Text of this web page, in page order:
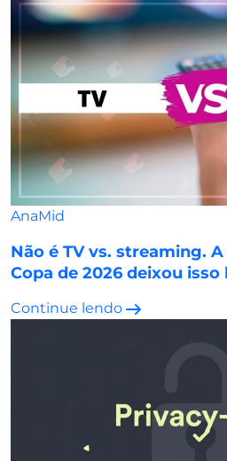
AnaMid
Não é TV vs. streaming.
Copa de 2026 deixou
Continue lendo